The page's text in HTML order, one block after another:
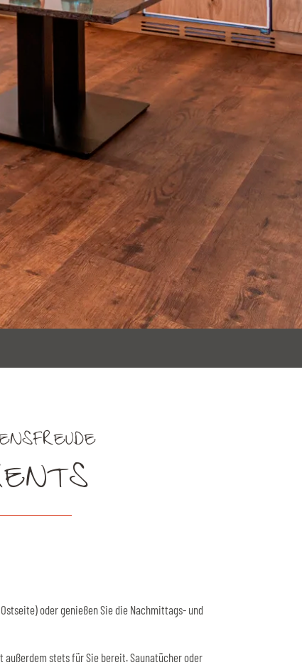
oder genießen Sie die Nachmittags- und
außerdem stets für Sie bereit. Saunatücher oder